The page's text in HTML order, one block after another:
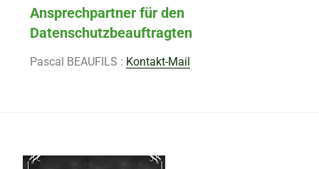
Ansprechpartner für den
Datenschutzbeauftragten
Pascal BEAUFILS : Kontakt-Mail